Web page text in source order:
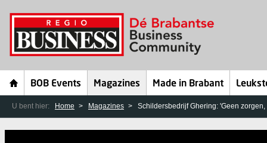
BOB Events Magazines Made in Brabant
U bent hier: Home Magazines Schildersbedrijf Ghering: 'Geen